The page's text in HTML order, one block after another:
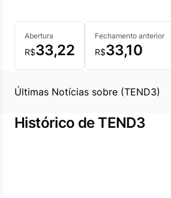
Abertura
R$33,22
Fechamento anterior
R$33,10
Últimas Notícias sobre (TEND3)
Histórico de TEND3